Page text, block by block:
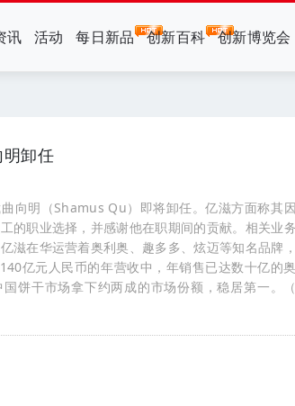
讯 活动 每日新品 创新百科 创新博览会
卸任
向明（Shamus Qu）即将卸任。亿滋方面称其
的职业选择，并感谢他在职期间的贡献。相关业
滋在华运营着奥利奥、趣多多、炫迈等知名品牌
亿元人民币的年营收中，年销售已达数十亿的
饼干市场拿下约两成的市场份额，稳居第一。